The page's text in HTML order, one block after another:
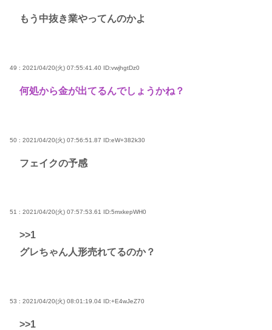
もう中抜き業やってんのかよ
49 : 2021/04/20(火) 07:55:41.40 ID:vwjhgtDz0
何処から金が出てるんでしょうかね？
50 : 2021/04/20(火) 07:56:51.87 ID:eW+382k30
フェイクの予感
51 : 2021/04/20(火) 07:57:53.61 ID:5mxkepWH0
>>1
グレちゃん人形売れてるのか？
53 : 2021/04/20(火) 08:01:19.04 ID:+E4wJeZ70
>>1